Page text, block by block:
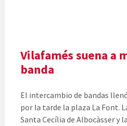
Vilafamés suena a
banda
El intercambio de bandas
por la tarde la plaza La Font.
Santa Cecília de Albocàsser y